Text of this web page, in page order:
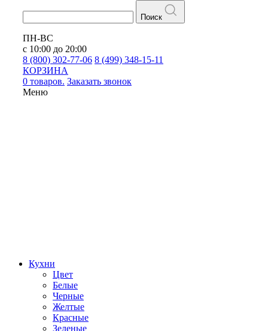
Поиск
ПН-ВС
с 10:00 до 20:00
8 (800) 302-77-06 8 (499) 348-15-11
КОРЗИНА
0 товаров. Заказать звонок
Меню
Кухни
Цвет
Белые
Черные
Желтые
Красные
Зеленые